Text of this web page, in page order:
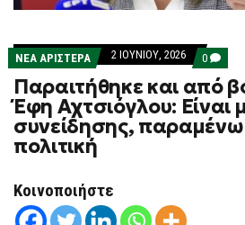
ΝΕΑ ΑΡΙΣΤΕΡΑ 2 ΙΟΥΝΊΟΥ, 2026 0
ON
ΚΑΙ
ΑΠΌ
Η
Παραιτήθηκε και από
Έφη Αχτσιόγλου: Είναι
συνείδησης,
πολιτική
Κοινοποιήστε